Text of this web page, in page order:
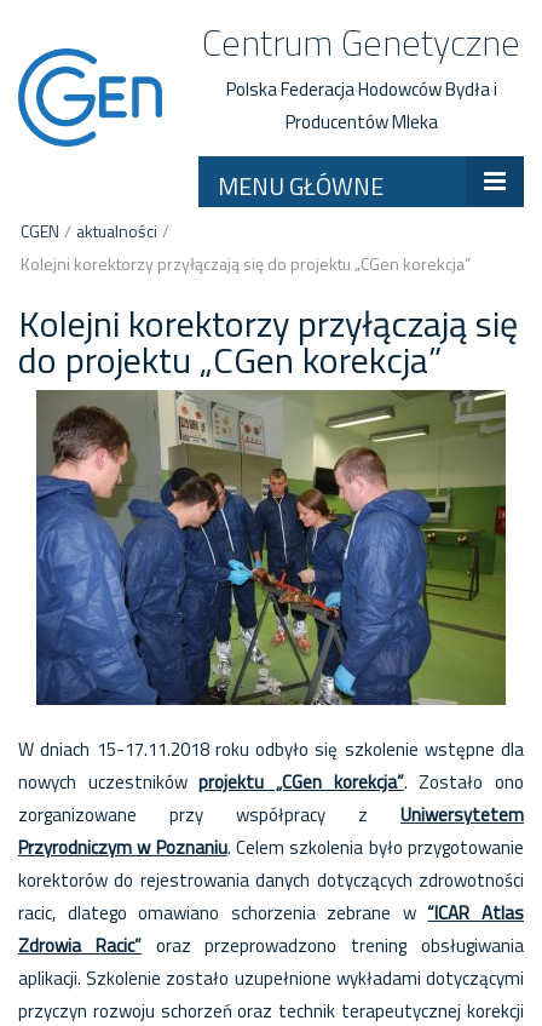
Centrum Genetyczne
Polska Federacja Hodowców Bydła i
Producentów Mleka
MENU GŁÓWNE
CGEN / aktualności /
Kolejni korektorzy przyłączają się do projektu „CGen korekcja”
Kolejni korektorzy przyłączają się
do projektu „CGen korekcja”
W dniach 15-17.11.2018 roku odbyło się szkolenie wstępne dla
nowych uczestnikówprojektu „CGen korekcja”. Zostało ono
zorganizowane przy współpracy z Uniwersytetem
Przyrodniczym w Poznaniu. Celem szkolenia było przygotowanie
korektorów do rejestrowania danych dotyczących zdrowotności
racic, dlatego omawiano schorzenia zebrane w“ICAR Atlas
Zdrowia Racic”oraz przeprowadzono trening obsługiwania
aplikacji.Szkolenie zostało uzupełnione wykładami dotyczącymi
przyczyn rozwoju schorzeń oraz technik terapeutycznej korekcji